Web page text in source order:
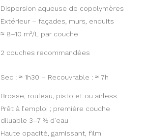
Dispersion aqueuse de copolymères
Extérieur – façades, murs, enduits
≈ 8–10 m²/L par couche
2 couches recommandées
Sec : ≈ 1h30 – Recouvrable : ≈ 7h
Brosse, rouleau, pistolet ou airless
Prêt à l’emploi ; première couche
diluable 3–7 % d’eau
Haute opacité, garnissant, film